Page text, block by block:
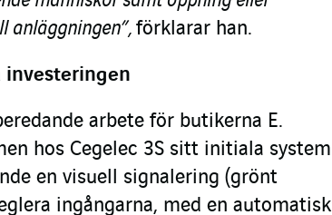
anläggningen”, förklarar han.
investeringen
arbete för butikerna E.
hos Cegelec 3S sitt initiala system
en visuell signalering (grönt
ingångarna, med en automatisk